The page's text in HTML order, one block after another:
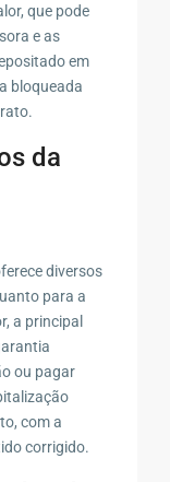
que pode
e as
em
bloqueada
da
diversos
para a
a principal
ou pagar
com a
corrigido.